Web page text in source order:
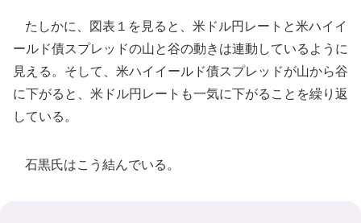
たしかに、図表１を見ると、米ドル円レートと米ハイイ
ールド債スプレッドの山と谷の動きは連動しているように
見える。そして、米ハイイールド債スプレッドが山から谷
に下がると、米ドル円レートも一気に下がることを繰り返
している。
石黒氏はこう結んでいる。